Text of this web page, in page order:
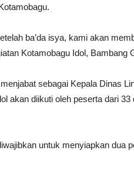
ba’da isya, kami akan
Kotamobagu Idol, Bambang
sebagai Kepala Dinas
akan diikuti oleh peserta dari
untuk menyiapkan dua